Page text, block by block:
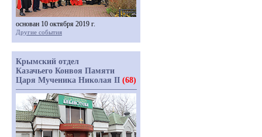
основан 10 октября 2019 г.
Другие события
Крымский отдел
Казачьего Конвоя Памяти
Царя Мученика Николая II (68)